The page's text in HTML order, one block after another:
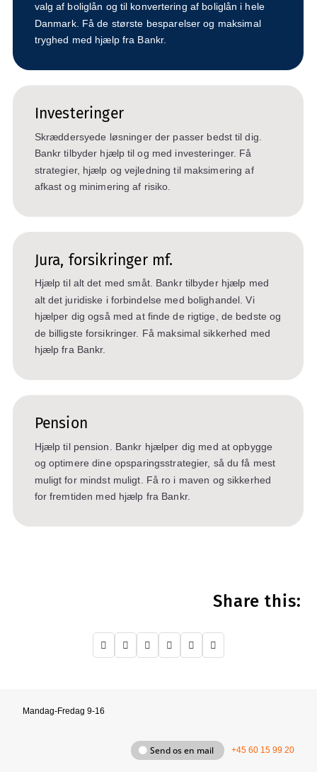
valg af boliglån og til konvertering af boliglån i hele
Danmark. Få de største besparelser og maksimal
tryghed med hjælp fra Bankr.
Investeringer
Skræddersyede løsninger der passer bedst til dig.
Bankr tilbyder hjælp til og med investeringer. Få
strategier, hjælp og vejledning til maksimering af
afkast og minimering af risiko.
Jura, forsikringer mf.
Hjælp til alt det med småt. Bankr tilbyder hjælp med
alt det juridiske i forbindelse med bolighandel. Vi
hjælper dig også med at finde de rigtige, de bedste og
de billigste forsikringer. Få maksimal sikkerhed med
hjælp fra Bankr.
Pension
Hjælp til pension. Bankr hjælper dig med at opbygge
og optimere dine opsparingsstrategier, så du få mest
muligt for mindst muligt. Få ro i maven og sikkerhed
for fremtiden med hjælp fra Bankr.
Share this:
     
Mandag-Fredag 9-16
Send os en mail +45 60 15 99 20